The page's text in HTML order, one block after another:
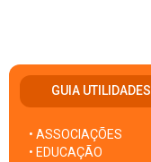
GUIA UTILIDADES
• ASSOCIAÇÕES
• EDUCAÇÃO